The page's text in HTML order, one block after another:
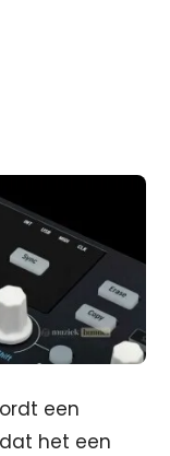
een
het een